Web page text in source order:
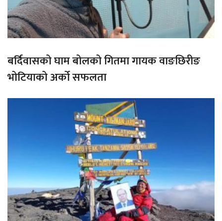
बर्दिवासको घाम बोलको गितमा गायक वाङछिरीङ
भोटियाको अर्को सफलता